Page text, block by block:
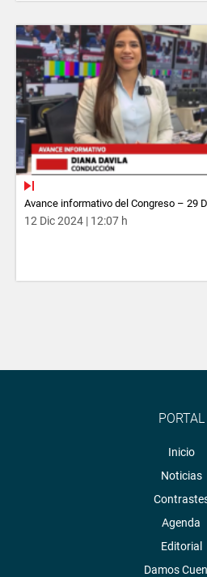
Avance informativo del Congreso – 29
12 Dic 2024 | 12:07 h
PORTAL
Inicio
Noticias
Agenda
Editorial
Damos